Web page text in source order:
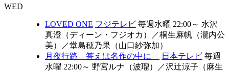
WED
LOVED ONE フジテレビ 毎週水曜 22:00～ 水沢
真澄（ディーン・フジオカ）
／桐生麻帆（瀧内公
美）
／堂島穂乃果（山口紗弥加）
月夜行路―答えは名作の中に― 日本テレビ 毎週
水曜 22:00～ 野宮ルナ（波瑠） ／沢辻涼子（麻生